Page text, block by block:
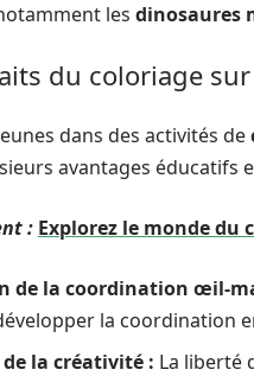
les dinosaures
du coloriage
dans des activités de
avantages éducatifs
: Explorez le monde du
de la coordination œil-
la coordination
la créativité : La liberté